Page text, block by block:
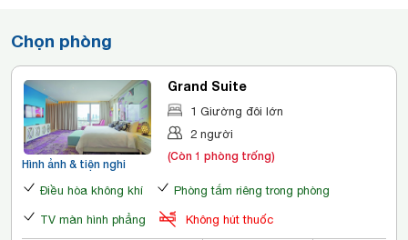
Chọn phòng
Hình ảnh & tiện nghi
Grand Suite
1 Giường đôi lớn
2 người
(Còn 1 phòng trống)
Điều hòa không khí Phòng tắm riêng trong phòng
TV màn hình phẳng Không hút thuốc